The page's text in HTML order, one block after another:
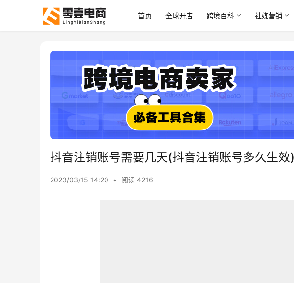
首页 全球开店 跨境百科 社媒营销
抖音注销账号需要几天(抖音注销账号多久生效)
2023/03/15 14:20 • 阅读 4216